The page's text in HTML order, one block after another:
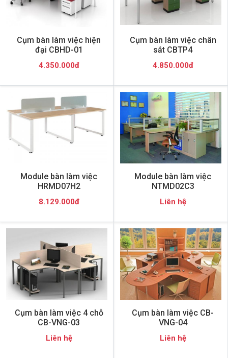
Cụm bàn làm việc hiện
đại CBHD-01
4.350.000đ
Cụm bàn làm việc chân
sắt CBTP4
4.850.000đ
Module bàn làm việc
HRMD07H2
8.129.000đ
Module bàn làm việc
NTMD02C3
Liên hệ
Cụm bàn làm việc 4 chỗ
CB-VNG-03
Liên hệ
Cụm bàn làm việc CB-
VNG-04
Liên hệ